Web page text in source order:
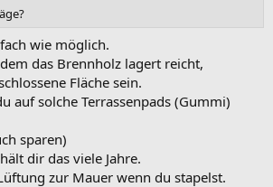
wie möglich.
das Brennholz lagert reicht,
Fläche sein.
auf solche Terrassenpads (Gummi)
sparen)
dir das viele Jahre.
zur Mauer wenn du stapelst.